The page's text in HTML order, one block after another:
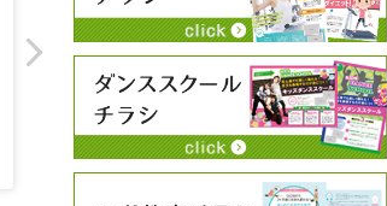
お願いして本当に良かった！！相談した
は思いつかないような構成でインパクト
フレットを作ってくださいました！！素
一言につきます！！今後も何かの時にお
と思います！！大満足です。ありがとう
す！！
続きを読む